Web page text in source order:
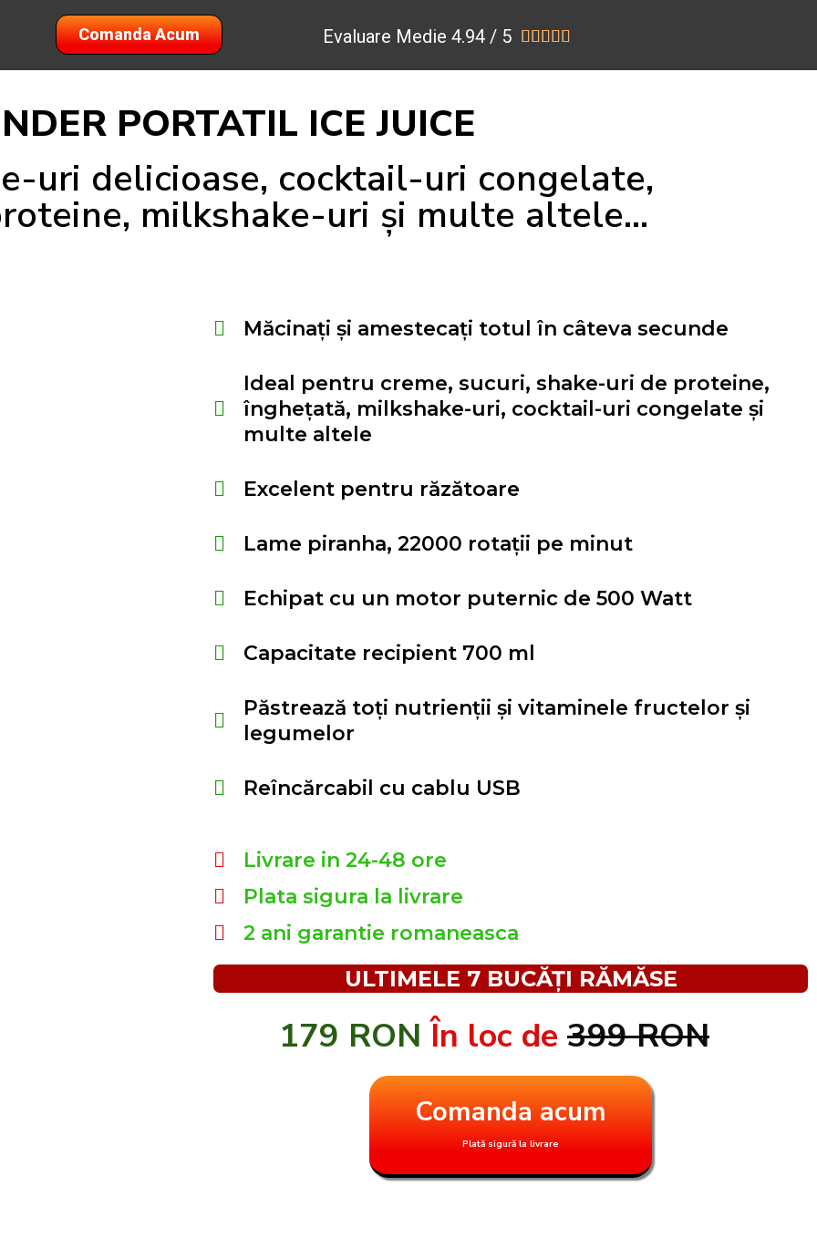
Comanda Acum Evaluare Medie 4.94 / 5     
PORTATIL ICE JUICE
uri delicioase, cocktail-uri congelate,
milkshake-uri și multe altele...
Măcinați și amestecați totul în câteva secunde
Ideal pentru creme, sucuri, shake-uri de proteine,
înghețată, milkshake-uri, cocktail-uri congelate și
multe altele
Excelent pentru răzătoare
Lame piranha, 22000 rotații pe minut
Echipat cu un motor puternic de 500 Watt
Capacitate recipient 700 ml
Păstrează toți nutrienții și vitaminele fructelor și
legumelor
Reîncărcabil cu cablu USB
Livrare in 24-48 ore
Plata sigura la livrare
2 ani garantie romaneasca
ULTIMELE 7 BUCĂȚI RĂMĂSE
179 RONÎn loc de 399 RON
Comanda acum
Plată sigură la livrare